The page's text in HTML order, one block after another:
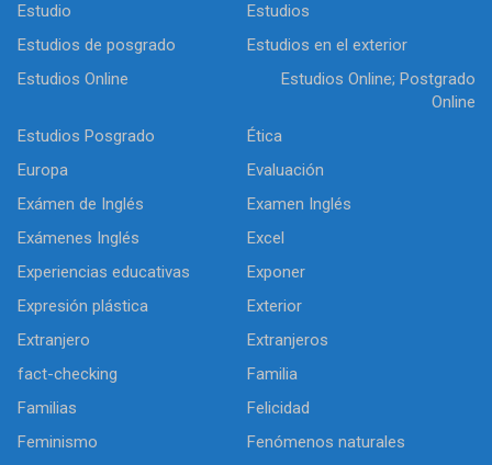
Estudio
Estudios
Estudios de posgrado
Estudios en el exterior
Estudios Online
Estudios Online; Postgrado
Online
Estudios Posgrado
Ética
Europa
Evaluación
Exámen de Inglés
Examen Inglés
Exámenes Inglés
Excel
Experiencias educativas
Exponer
Expresión plástica
Exterior
Extranjero
Extranjeros
fact-checking
Familia
Familias
Felicidad
Feminismo
Fenómenos naturales